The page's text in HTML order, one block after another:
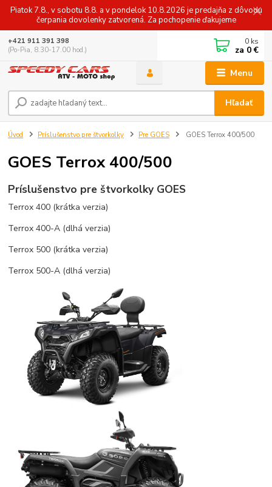
Piatok 7.8., v sobotu 8.8. a v pondelok 10.8.2026 je predajňa z dôvodu
čerpania dovolenky zatvorená. Za pochopenie ďakujeme
Menu
Hľadať
+421 911 391 398
(Po-Pia, 8.30-17.00 hod.)
0 ks
za 0 €
Úvod Príslušenstvo pre štvorkolky Pre GOES GOES Terrox 400/500
GOES Terrox 400/500
Príslušenstvo pre štvorkolky GOES
Terrox 400 (krátka verzia)
Terrox 400-A (dlhá verzia)
Terrox 500 (krátka verzia)
Terrox 500-A (dlhá verzia)